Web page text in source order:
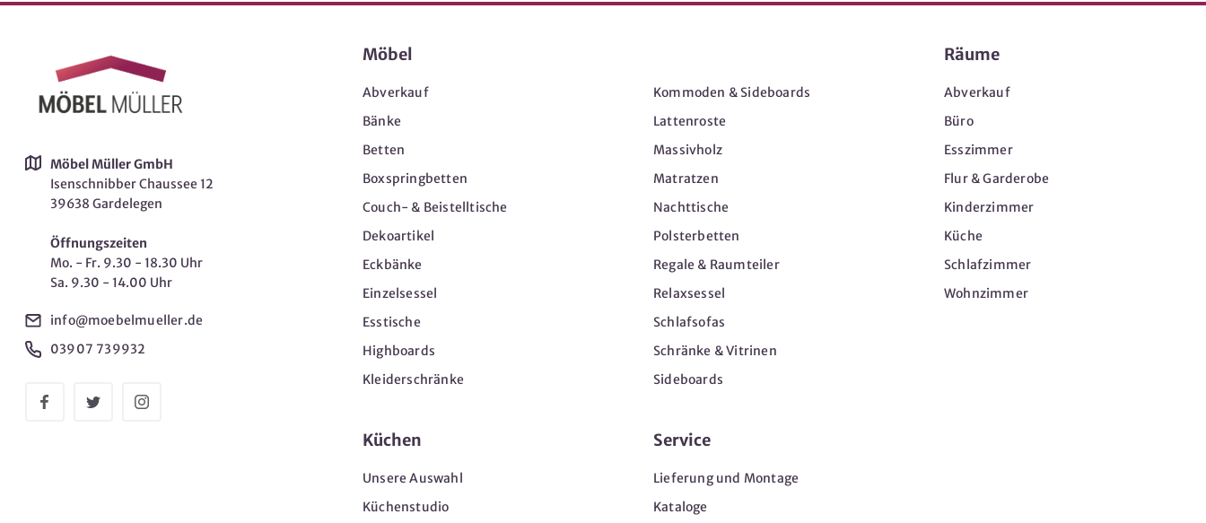
Möbel Müller GmbH
Isenschnibber Chaussee 12
39638 Gardelegen
Öffnungszeiten
Mo. - Fr. 9.30 - 18.30 Uhr
Sa. 9.30 - 14.00 Uhr
info@moebelmueller.de
03907 739932
Möbel
Abverkauf
Bänke
Betten
Boxspringbetten
Couch- & Beistelltische
Dekoartikel
Eckbänke
Einzelsessel
Esstische
Highboards
Kleiderschränke
Kommoden & Sideboards
Lattenroste
Massivholz
Matratzen
Nachttische
Polsterbetten
Regale & Raumteiler
Relaxsessel
Schlafsofas
Schränke & Vitrinen
Sideboards
Räume
Abverkauf
Büro
Esszimmer
Flur & Garderobe
Kinderzimmer
Küche
Schlafzimmer
Wohnzimmer
Küchen
Unsere Auswahl
Küchenstudio
Service
Lieferung und Montage
Kataloge